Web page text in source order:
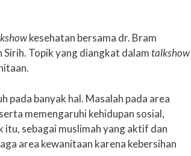
kesehatan bersama dr. Bram
Topik yang diangkat dalam talkshow
pada banyak hal. Masalah pada area
memengaruhi kehidupan sosial,
sebagai muslimah yang aktif dan
area kewanitaan karena kebersihan